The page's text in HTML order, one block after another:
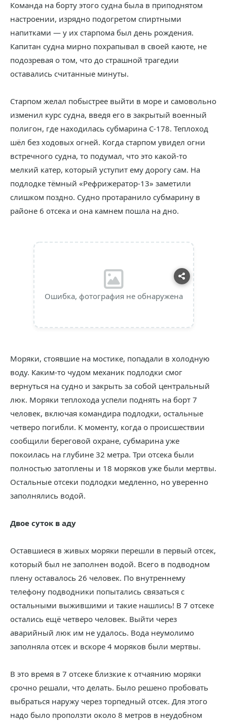
Команда на борту этого судна была в приподнятом
настроении, изрядно подогретом спиртными
напитками — у их старпома был день рождения.
Капитан судна мирно похрапывал в своей каюте, не
подозревая о том, что до страшной трагедии
оставались считанные минуты.
Старпом желал побыстрее выйти в море и самовольно
изменил курс судна, введя его в закрытый военный
полигон, где находилась субмарина С-178. Теплоход
шёл без ходовых огней. Когда старпом увидел огни
встречного судна, то подумал, что это какой-то
мелкий катер, который уступит ему дорогу сам. На
подлодке тёмный «Рефрижератор-13» заметили
слишком поздно. Судно протаранило субмарину в
районе 6 отсека и она камнем пошла на дно.
Ошибка, фотография не обнаружена
Моряки, стоявшие на мостике, попадали в холодную
воду. Каким-то чудом механик подлодки смог
вернуться на судно и закрыть за собой центральный
люк. Моряки теплохода успели поднять на борт 7
человек, включая командира подлодки, остальные
четверо погибли. К моменту, когда о происшествии
сообщили береговой охране, субмарина уже
покоилась на глубине 32 метра. Три отсека были
полностью затоплены и 18 моряков уже были мертвы.
Остальные отсеки подлодки медленно, но уверенно
заполнялись водой.
Двое суток в аду
Оставшиеся в живых моряки перешли в первый отсек,
который был не заполнен водой. Всего в подводном
плену оставалось 26 человек. По внутреннему
телефону подводники попытались связаться с
остальными выжившими и такие нашлись! В 7 отсеке
остались ещё четверо человек. Выйти через
аварийный люк им не удалось. Вода неумолимо
заполняла отсек и вскоре 4 моряков были мертвы.
В это время в 7 отсеке близкие к отчаянию моряки
срочно решали, что делать. Было решено пробовать
выбраться наружу через торпедный отсек. Для этого
надо было проползти около 8 метров в неудобном